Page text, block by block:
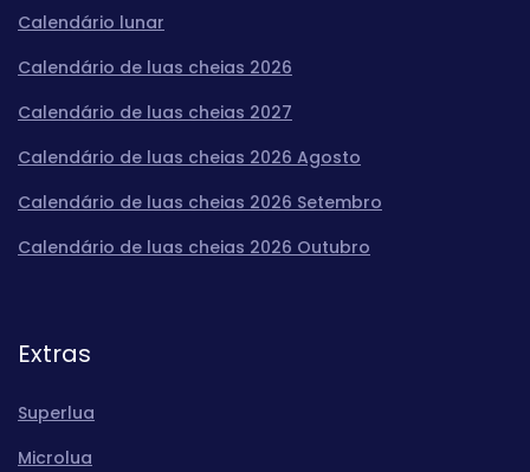
Calendário lunar
Calendário de luas cheias 2026
Calendário de luas cheias 2027
Calendário de luas cheias 2026 Agosto
Calendário de luas cheias 2026 Setembro
Calendário de luas cheias 2026 Outubro
Extras
Superlua
Microlua